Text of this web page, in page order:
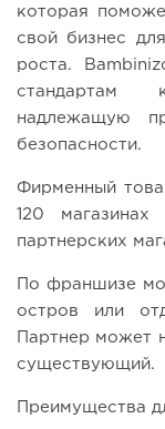
которая
свой бизнес
роста.
стандартам
надлежащую
безопасности.
Фирменный
120
партнерских
По франшизе
остров или
Партнер может
существующий.
Преимущества